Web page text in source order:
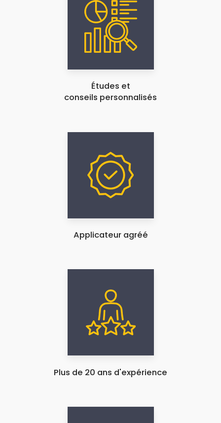
Études et
conseils personnalisés
Applicateur agréé
Plus de 20 ans d'expérience